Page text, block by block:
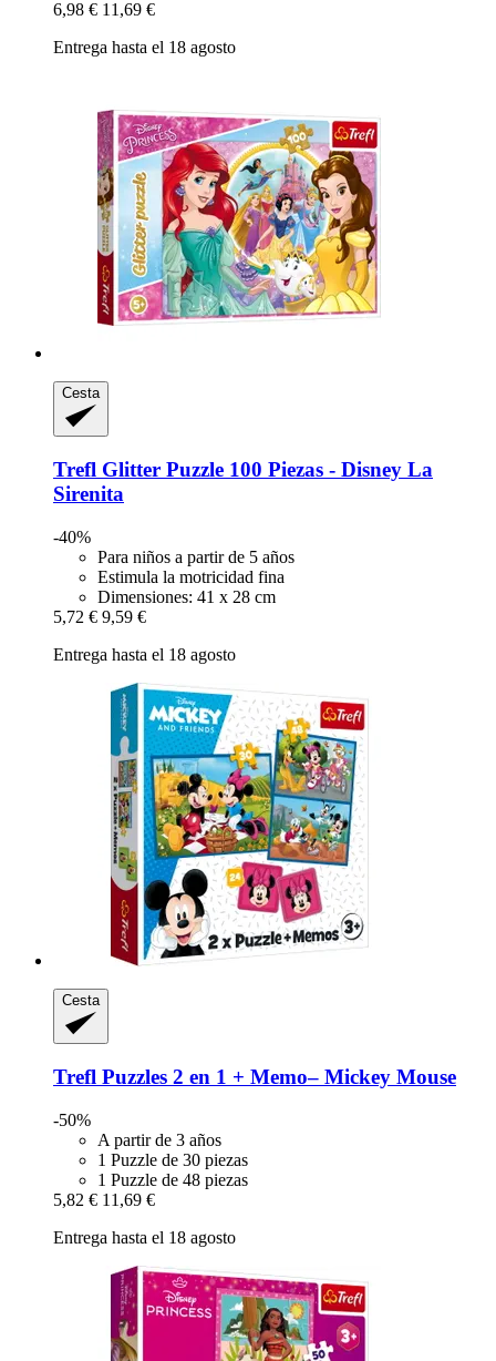
6,98 € 11,69 €
Entrega hasta el 18 agosto
Cesta
Trefl Glitter Puzzle 100 Piezas -​ Disney La
Sirenita
-40%
Para niños a partir de 5 años
Estimula la motricidad fina
Dimensiones: 41 x 28 cm
5,72 € 9,59 €
Entrega hasta el 18 agosto
Cesta
Trefl Puzzles 2 en 1 + Memo– Mickey Mouse
-50%
A partir de 3 años
1 Puzzle de 30 piezas
1 Puzzle de 48 piezas
5,82 € 11,69 €
Entrega hasta el 18 agosto